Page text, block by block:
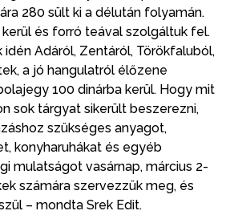
280 sült ki a délután folyamán.
és forró teával szolgáltuk fel.
Adáról, Zentáról, Törökfaluból,
a jó hangulatról élőzene
100 dinárba kerül. Hogy mit
sok tárgyat sikerült beszerezni,
szükséges anyagot,
konyharuhákat és egyéb
mulatságot vasárnap, március 2-
számára szervezzük meg, és
– mondta Srek Edit.